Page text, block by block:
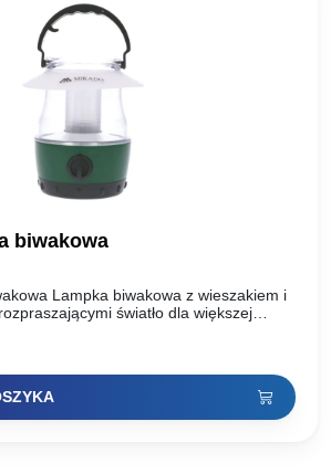
biwakowa
Lampka biwakowa z wieszakiem i
światło dla większej